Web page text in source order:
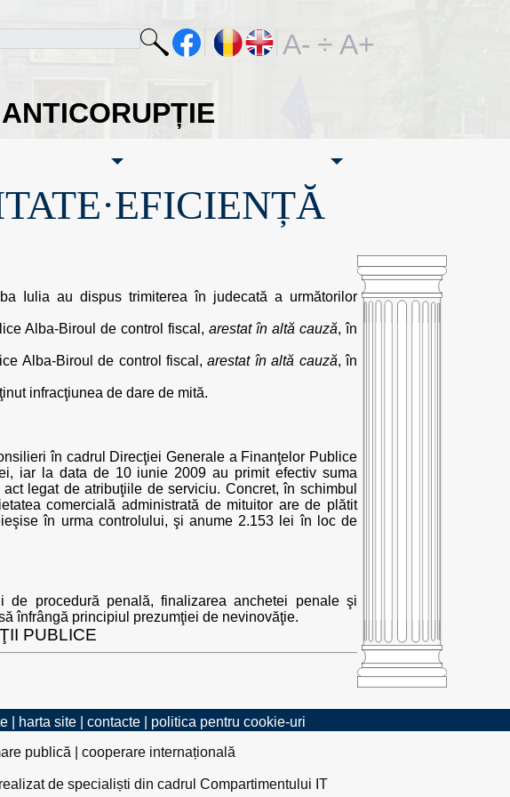
A- ÷ A+
Iulia au dispus trimiterea în judecată a următorilor
Alba-Biroul de control fiscal,arestat în altă cauză, în
Alba-Biroul de control fiscal,arestat în altă cauză, în
infracţiunea de dare de mită.
în cadrul Direcţiei Generale a Finanţelor Publice
iar la data de 10 iunie 2009 au primit efectiv suma
legat de atribuţiile de serviciu. Concret, în schimbul
comercială administrată de mituitor are de plătit
în urma controlului, şi anume 2.153 lei în loc de
de procedură penală, finalizarea anchetei penale şi
înfrângă principiul prezumţiei de nevinovăţie.
PUBLICE
| harta site| contacte| politica pentru cookie-uri
publică cooperare internațională
de specialiști din cadrul Compartimentului IT